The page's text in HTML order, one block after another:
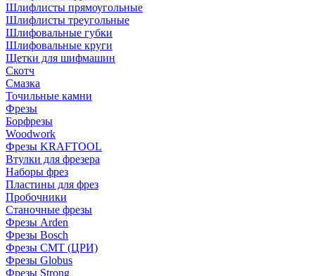
Шлифлисты прямоугольные
Шлифлисты треугольные
Шлифовальные губки
Шлифовальные круги
Щетки для шифмашин
Скотч
Смазка
Точильные камни
Фрезы
Борфрезы
Woodwork
Фрезы KRAFTOOL
Втулки для фрезера
Наборы фрез
Пластины для фрез
Пробочники
Станочные фрезы
Фрезы Arden
Фрезы Bosch
Фрезы CMT (ЦРИ)
Фрезы Globus
Фрезы Strong